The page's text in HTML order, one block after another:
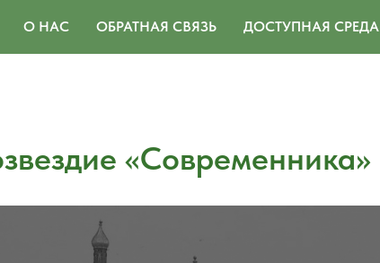
О НАС ОБРАТНАЯ СВЯЗЬ ДОСТУПНАЯ СРЕДА
«Современника»